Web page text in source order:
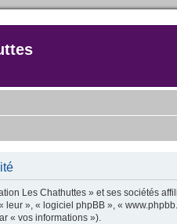
Les Chathuttes » et ses sociétés
», « logiciel phpBB », «
« vos informations »).